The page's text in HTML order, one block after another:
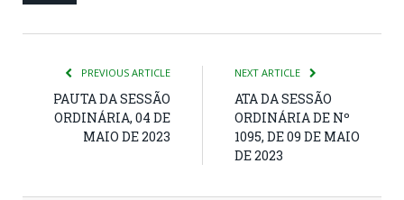
PREVIOUS ARTICLE
PAUTA DA SESSÃO
ORDINÁRIA, 04 DE
MAIO DE 2023
NEXT ARTICLE
ATA DA SESSÃO
ORDINÁRIA DE Nº
1095, DE 09 DE MAIO
DE 2023